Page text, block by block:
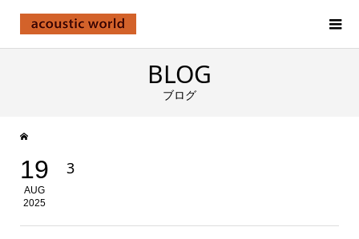
BLOG
ブログ
19
AUG
2025
3